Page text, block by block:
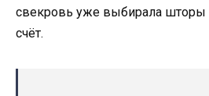
свекровь уже выбирала шторы
счёт.